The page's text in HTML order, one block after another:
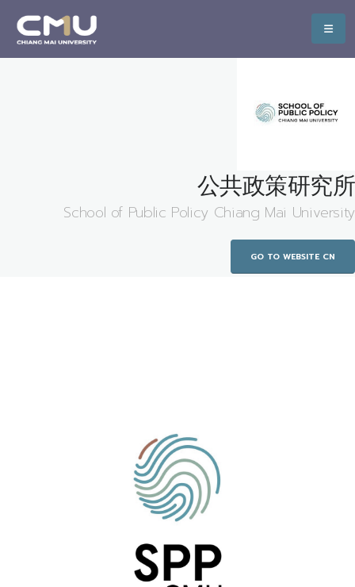
公共政策研究所
School of Public Policy Chiang Mai University
GO TO WEBSITE CN